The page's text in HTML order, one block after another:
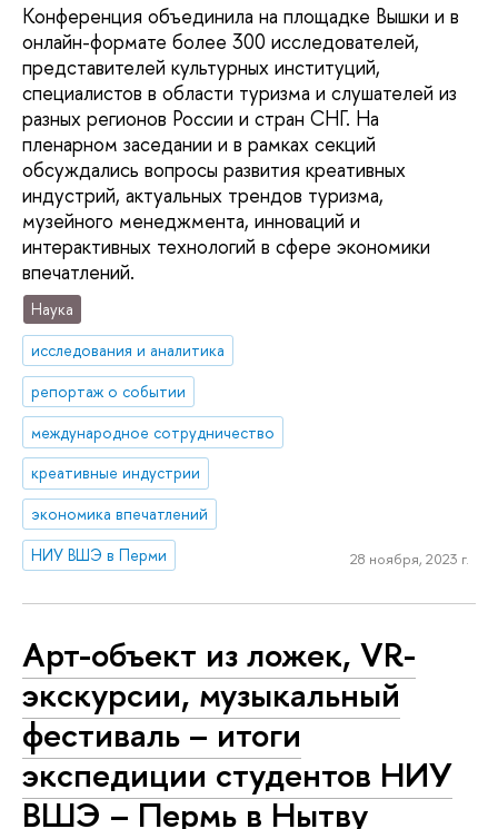
Конференция объединила на площадке Вышки и в
онлайн-формате более 300 исследователей,
представителей культурных институций,
специалистов в области туризма и слушателей из
разных регионов России и стран СНГ. На
пленарном заседании и в рамках секций
обсуждались вопросы развития креативных
индустрий, актуальных трендов туризма,
музейного менеджмента, инноваций и
интерактивных технологий в сфере экономики
впечатлений.
Наука
исследования и аналитика
репортаж о событии
международное сотрудничество
креативные индустрии
экономика впечатлений
НИУ ВШЭ в Перми
28 ноября, 2023 г.
Арт-объект из ложек, VR-
экскурсии, музыкальный
фестиваль – итоги
экспедиции студентов НИУ
ВШЭ – Пермь в Нытву